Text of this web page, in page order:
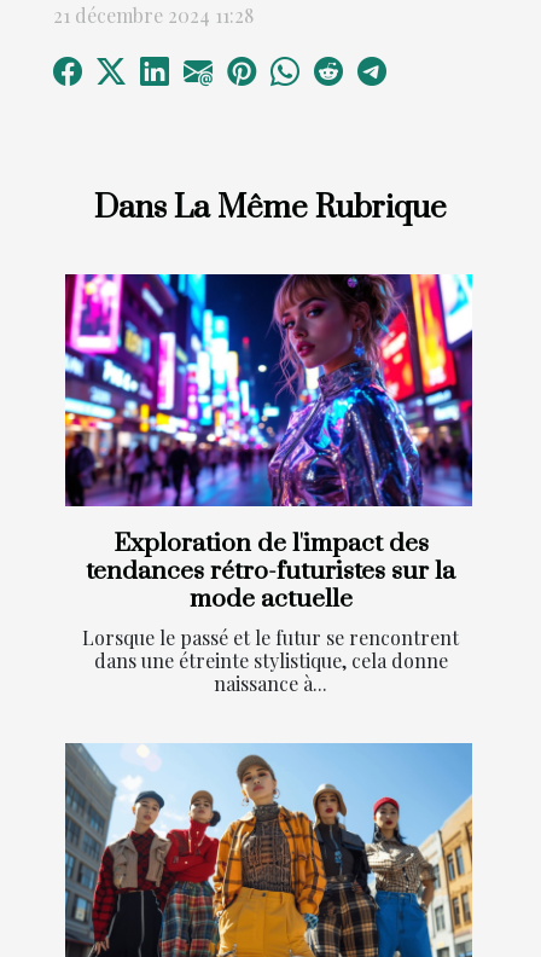
Dans La Même Rubrique
Exploration de l'impact des
tendances rétro-futuristes sur la
mode actuelle
Lorsque le passé et le futur se rencontrent
dans une étreinte stylistique, cela donne
naissance à...
21 décembre 2024 11:28